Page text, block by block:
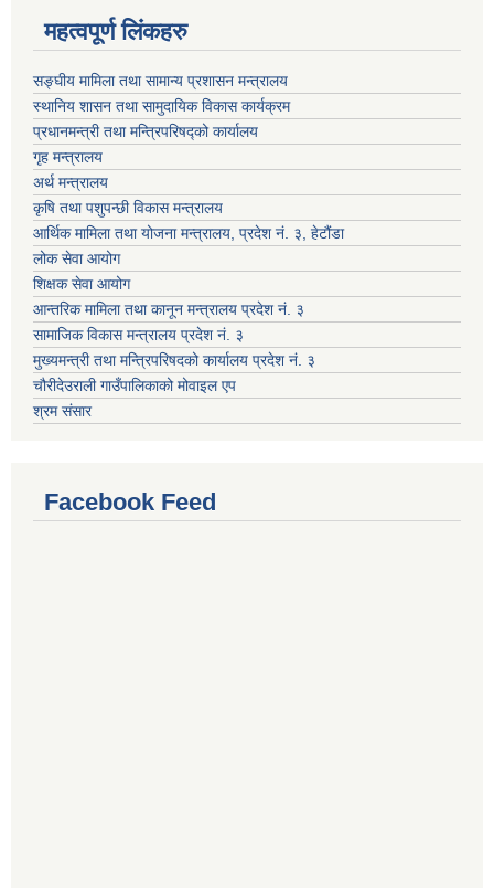
महत्वपूर्ण लिंकहरु
सङ्घीय मामिला तथा सामान्य प्रशासन मन्‍त्रालय
स्थानिय शासन तथा सामुदायिक विकास कार्यक्रम
प्रधानमन्‍त्री तथा मन्‍त्रिपरिषद्को कार्यालय
गृह मन्‍त्रालय
अर्थ मन्त्रालय
कृषि तथा पशुपन्छी विकास मन्त्रालय
आर्थिक मामिला तथा योजना मन्त्रालय, प्रदेश नं. ३, हेटौंडा
लोक सेवा आयोग
शिक्षक सेवा आयोग
आन्तरिक मामिला तथा कानून मन्त्रालय प्रदेश नं. ३
सामाजिक विकास मन्त्रालय प्रदेश नं. ३
मुख्यमन्त्री तथा मन्त्रिपरिषदको कार्यालय प्रदेश नं. ३
चौरीदेउराली गाउँपालिकाको मोवाइल एप
श्रम संसार
Facebook Feed